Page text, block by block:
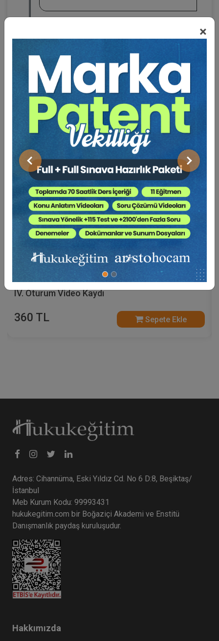
×
Önceki Sonraki
BENZER VIDEO EĞITIMLER
Video Eğitim Abonesi Ol: Sadece 5490 TL / Yıllık
Sosyal Güvenlik Hukuku - V. İş Hukuku Kongresi -
IV. Oturum Video Kaydı
360 TL Sepete Ekle
Adres: Cihannüma, Eski Yıldız Cd. No 6 D:8, Beşiktaş/
İstanbul
Meb Kurum Kodu: 99993431
hukukegitim.com bir Boğaziçi Akademi ve Enstitü
Danışmanlık paydaş kuruluşudur.
Hakkımızda